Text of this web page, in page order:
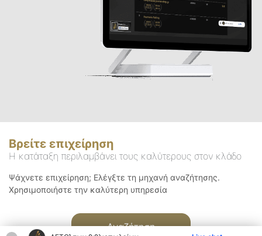
Βρείτε επιχείρηση
Η κατάταξη περιλαμβάνει τους καλύτερους στον κλάδο
Ψάχνετε επιχείρηση; Ελέγξτε τη μηχανή αναζήτησης.
Χρησιμοποιήστε την καλύτερη υπηρεσία
Αναζήτηση